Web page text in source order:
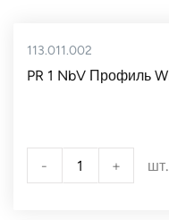
113.011.002
PR 1 NbV Профиль
- + шт.